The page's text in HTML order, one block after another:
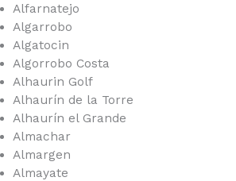
Alfarnatejo
Algarrobo
Algatocin
Algorrobo Costa
Alhaurin Golf
Alhaurín de la Torre
Alhaurín el Grande
Almachar
Almargen
Almayate